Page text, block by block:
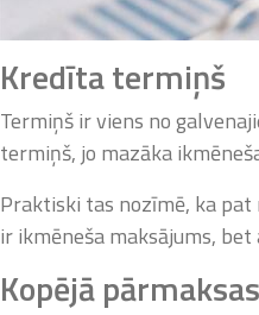
Kredīta termiņš
Termiņš ir viens no
termiņš, jo mazāka
Praktiski tas nozīmē, ka
ir ikmēneša maksājums,
Kopējā